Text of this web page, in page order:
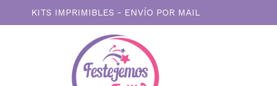
KITS IMPRIMIBLES - ENVÍO POR MAIL